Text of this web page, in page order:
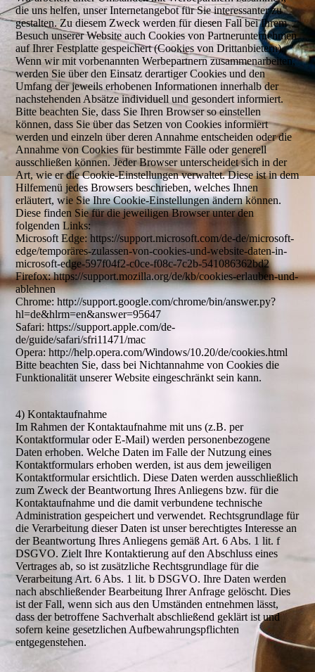
die uns helfen, unser Internetangebot für Sie interessanter zu
gestalten. Zu diesem Zweck werden für diesen Fall bei Ihrem
Besuch unserer Website auch Cookies von Partnerunternehmen
auf Ihrer Festplatte gespeichert (Cookies von Drittanbietern).
Wenn wir mit vorbenannten Werbepartnern zusammenarbeiten,
werden Sie über den Einsatz derartiger Cookies und den
Umfang der jeweils erhobenen Informationen innerhalb der
nachstehenden Absätze individuell und gesondert informiert.
Bitte beachten Sie, dass Sie Ihren Browser so einstellen
können, dass Sie über das Setzen von Cookies informiert
werden und einzeln über deren Annahme entscheiden oder die
Annahme von Cookies für bestimmte Fälle oder generell
ausschließen können. Jeder Browser unterscheidet sich in der
Art, wie er die Cookie-Einstellungen verwaltet. Diese ist in dem
Hilfemenü jedes Browsers beschrieben, welches Ihnen
erläutert, wie Sie Ihre Cookie-Einstellungen ändern können.
Diese finden Sie für die jeweiligen Browser unter den
folgenden Links:
Microsoft Edge: https://support.microsoft.com/de-de/microsoft-
edge/temporäres-zulassen-von-cookies-und-website-daten-in-
microsoft-edge-597f04f2-c0ce-f08c-7c2b-541086362bd2
Firefox: https://support.mozilla.org/de/kb/cookies-erlauben-und-
ablehnen
Chrome: http://support.google.com/chrome/bin/answer.py?
hl=de&hlrm=en&answer=95647
Safari: https://support.apple.com/de-
de/guide/safari/sfri11471/mac
Opera: http://help.opera.com/Windows/10.20/de/cookies.html
Bitte beachten Sie, dass bei Nichtannahme von Cookies die
Funktionalität unserer Website eingeschränkt sein kann.
4) Kontaktaufnahme
Im Rahmen der Kontaktaufnahme mit uns (z.B. per
Kontaktformular oder E-Mail) werden personenbezogene
Daten erhoben. Welche Daten im Falle der Nutzung eines
Kontaktformulars erhoben werden, ist aus dem jeweiligen
Kontaktformular ersichtlich. Diese Daten werden ausschließlich
zum Zweck der Beantwortung Ihres Anliegens bzw. für die
Kontaktaufnahme und die damit verbundene technische
Administration gespeichert und verwendet. Rechtsgrundlage für
die Verarbeitung dieser Daten ist unser berechtigtes Interesse an
der Beantwortung Ihres Anliegens gemäß Art. 6 Abs. 1 lit. f
DSGVO. Zielt Ihre Kontaktierung auf den Abschluss eines
Vertrages ab, so ist zusätzliche Rechtsgrundlage für die
Verarbeitung Art. 6 Abs. 1 lit. b DSGVO. Ihre Daten werden
nach abschließender Bearbeitung Ihrer Anfrage gelöscht. Dies
ist der Fall, wenn sich aus den Umständen entnehmen lässt,
dass der betroffene Sachverhalt abschließend geklärt ist und
sofern keine gesetzlichen Aufbewahrungspflichten
entgegenstehen.